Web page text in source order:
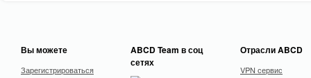
Вы можете
Зарегистрироваться
ABCD Team в соц
сетях
Отрасли ABCD
VPN сервис